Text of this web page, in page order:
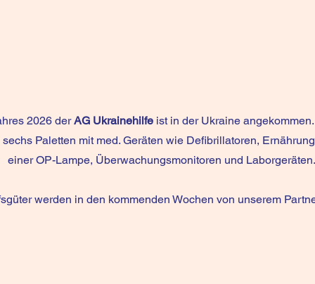
2026 derAG Ukrainehilfe ist in der Ukraine
Paletten mit med. Geräten wie Defibrillatoren,
einer OP-Lampe, Überwachungsmonitoren und Laborgeräten.
werden in den kommenden Wochen von unserem